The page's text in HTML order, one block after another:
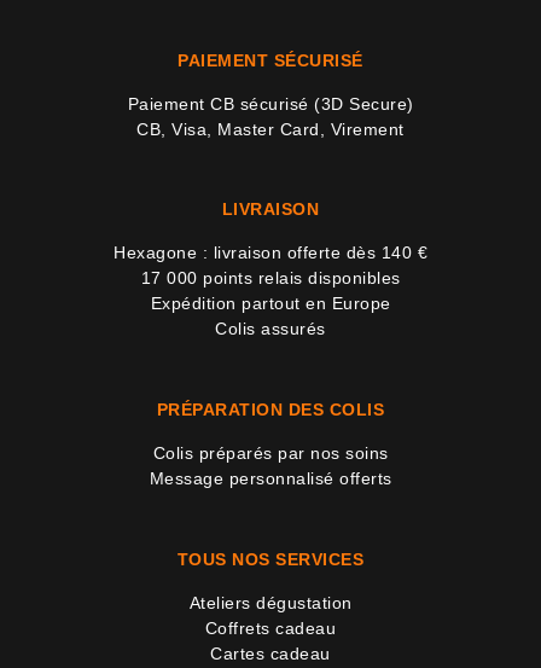
PAIEMENT SÉCURISÉ
Paiement CB sécurisé (3D Secure)
CB, Visa, Master Card, Virement
LIVRAISON
Hexagone : livraison offerte dès 140 €
17 000 points relais disponibles
Expédition partout en Europe
Colis assurés
PRÉPARATION DES COLIS
Colis préparés par nos soins
Message personnalisé offerts
TOUS NOS SERVICES
Ateliers dégustation
Coffrets cadeau
Cartes cadeau